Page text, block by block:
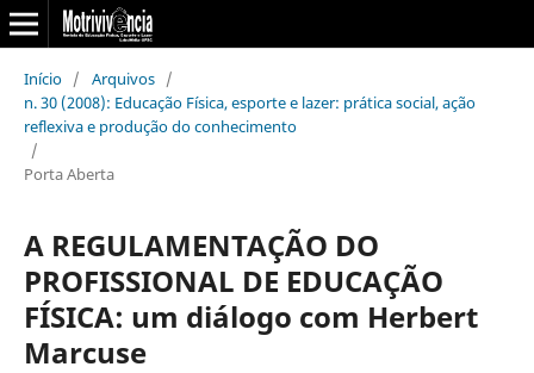
Início / Arquivos /
n. 30 (2008): Educação Física, esporte e lazer: prática social, ação
reflexiva e produção do conhecimento
/
Porta Aberta
A REGULAMENTAÇÃO DO
PROFISSIONAL DE EDUCAÇÃO
FÍSICA: um diálogo com Herbert
Marcuse